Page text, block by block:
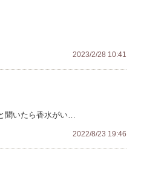
2023/2/28 10:41
聞いたら香水がい…
2022/8/23 19:46